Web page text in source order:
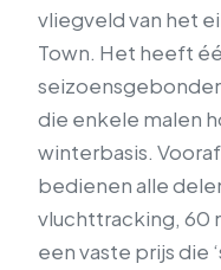
vliegveld van het
Town. Het heeft
die enkele malen
winterbasis.
bedienen alle
vluchttracking, 60
een vaste prijs die